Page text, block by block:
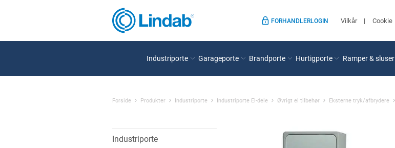
FORHANDLERLOGIN Vilkår Cookie
Industriporte Garageporte Brandporte Hurtigporte Ramper & sluser
Forside Produkter Industriporte Industriporte El-dele Øvrigt el tilbehør Eksterne tryk/afbrydere
Industriporte